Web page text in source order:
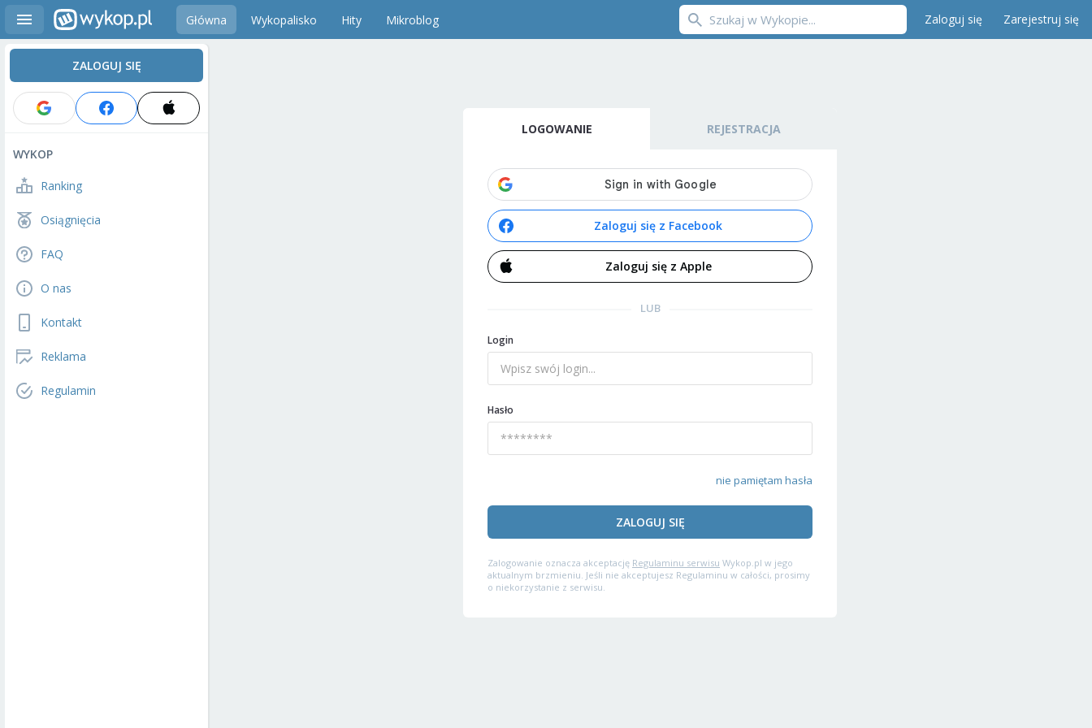
Główna Wykopalisko Hity Mikroblog Zaloguj się Zarejestruj się
ZALOGUJ SIĘ
WYKOP
Ranking
Osiągnięcia
FAQ
O nas
Kontakt
Reklama
Regulamin
LOGOWANIE REJESTRACJA
Zaloguj się z Facebook
Zaloguj się z Apple
LUB
Login
Hasło
nie pamiętam hasła
ZALOGUJ SIĘ
Zalogowanie oznacza akceptację Regulaminu serwisu Wykop.pl w jego
aktualnym brzmieniu. Jeśli nie akceptujesz Regulaminu w całości, prosimy
o niekorzystanie z serwisu.